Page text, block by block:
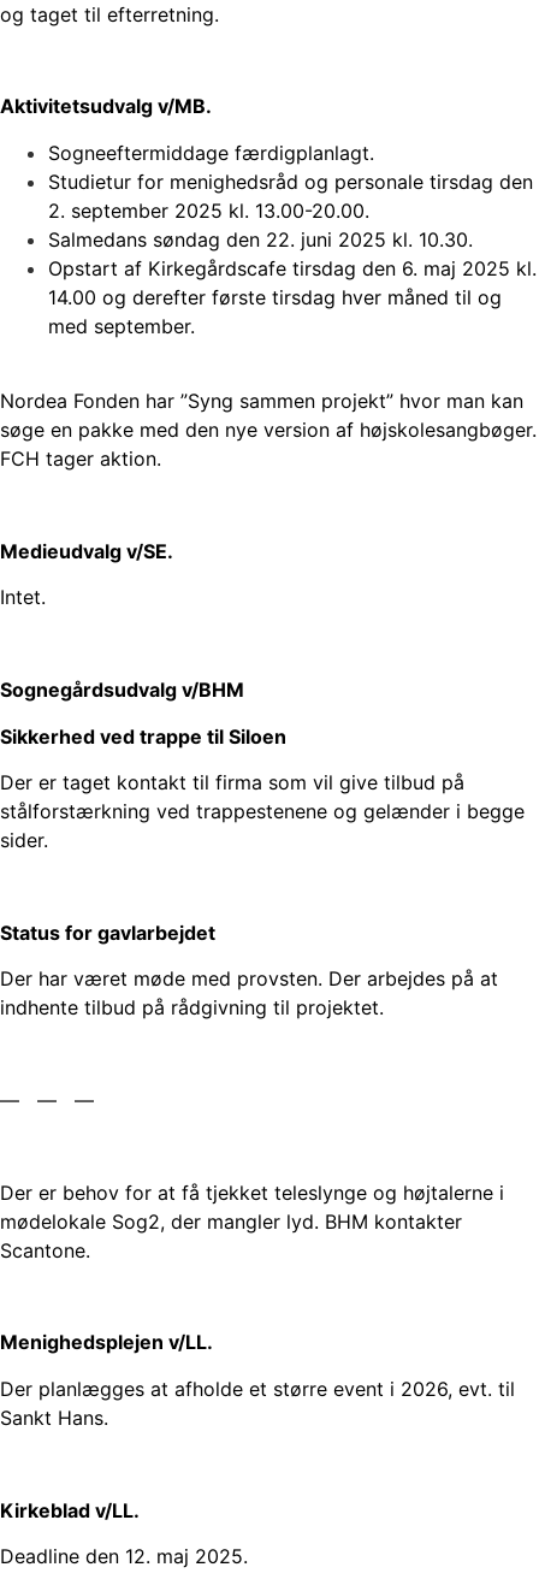
og taget til efterretning.
Aktivitetsudvalg v/MB.
Sogneeftermiddage færdigplanlagt.
Studietur for menighedsråd og personale tirsdag den
2. september 2025 kl. 13.00-20.00.
Salmedans søndag den 22. juni 2025 kl. 10.30.
Opstart af Kirkegårdscafe tirsdag den 6. maj 2025 kl.
14.00 og derefter første tirsdag hver måned til og
med september.
Nordea Fonden har ”Syng sammen projekt” hvor man kan
søge en pakke med den nye version af højskolesangbøger.
FCH tager aktion.
Medieudvalg v/SE.
Intet.
Sognegårdsudvalg v/BHM
Sikkerhed ved trappe til Siloen
Der er taget kontakt til firma som vil give tilbud på
stålforstærkning ved trappestenene og gelænder i begge
sider.
Status for gavlarbejdet
Der har været møde med provsten. Der arbejdes på at
indhente tilbud på rådgivning til projektet.
— — —
Der er behov for at få tjekket teleslynge og højtalerne i
mødelokale Sog2, der mangler lyd. BHM kontakter
Scantone.
Menighedsplejen v/LL.
Der planlægges at afholde et større event i 2026, evt. til
Sankt Hans.
Kirkeblad v/LL.
Deadline den 12. maj 2025.